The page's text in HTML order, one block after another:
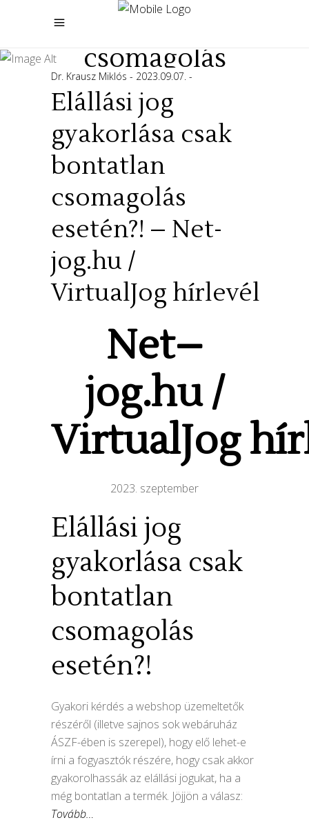
bontatlan
csomagolás
esetén?! – Net-
jog.hu /
VirtualJog hírlevél
Dr. Krausz Miklós 2023.09.07.
Elállási jog
gyakorlása csak
bontatlan
csomagolás
esetén?! – Net-
jog.hu /
VirtualJog hírlevél
Net–
jog.hu /
VirtualJogh
2023. szeptember
Elállási jog
gyakorlása csak
bontatlan
csomagolás
esetén?!
Gyakori kérdés a webshop üzemeltetők
részéről (illetve sajnos sok webáruház
ÁSZF-ében is szerepel), hogy elő lehet-e
írni a fogyasztók részére, hogy csak akkor
gyakorolhassák az elállási jogukat, ha a
még bontatlan a termék. Jöjjön a válasz:
Tovább…